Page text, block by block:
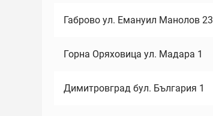
Габрово ул. Емануил Манолов 23
Горна Оряховица ул. Мадара 1
Димитровград бул. България 1